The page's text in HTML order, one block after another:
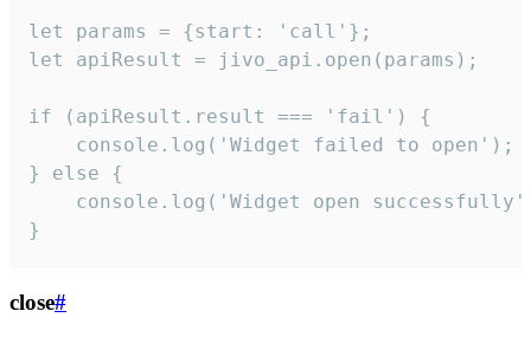
let params = {start: 'call'};
let apiResult = jivo_api.open(params);
if (apiResult.result === 'fail') {
    console.log('Widget failed to open');
} else {
console.log('Widget open
}
close#